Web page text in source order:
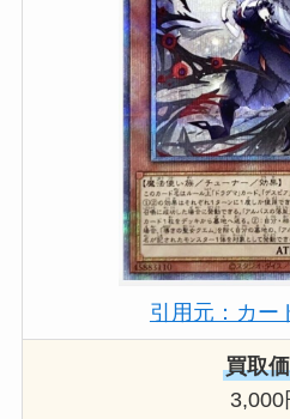
引用元：カー
買取
3,000